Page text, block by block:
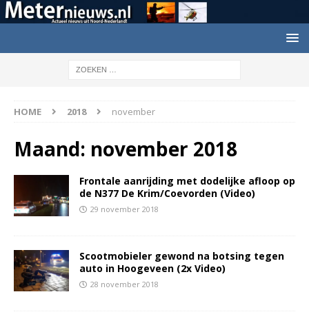
HOME 2018 november
Maand: november 2018
Frontale aanrijding met dodelijke afloop op
de N377 De Krim/Coevorden (Video)
29 november 2018
Scootmobieler gewond na botsing tegen
auto in Hoogeveen (2x Video)
28 november 2018